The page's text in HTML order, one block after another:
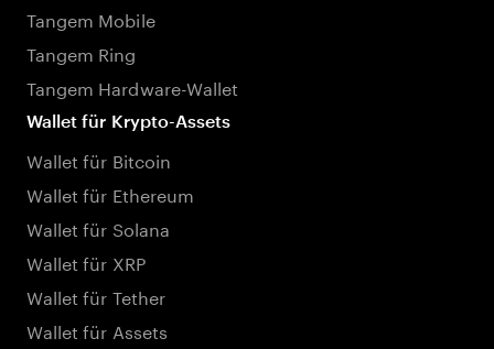
Tangem Mobile
Tangem Ring
Tangem Hardware-Wallet
Wallet für Krypto-Assets
Wallet für Bitcoin
Wallet für Ethereum
Wallet für Solana
Wallet für XRP
Wallet für Tether
Wallet für Assets